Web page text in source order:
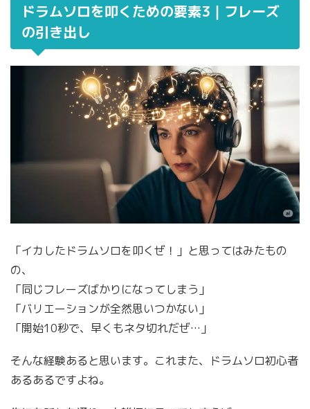
ドラムソロを叩くための要素3｜フレーズ
の引き出し
「イカしたドラムソロを叩くぜ！」と思ってはみたもの
の、
「同じフレーズばかりになってしまう」
「バリエーションが全然思いつかない」
「開始10秒で、早くもネタ切れだぜ…」
そんな経験あると思います。これまた、ドラムソロ初心者
あるあるですよね。